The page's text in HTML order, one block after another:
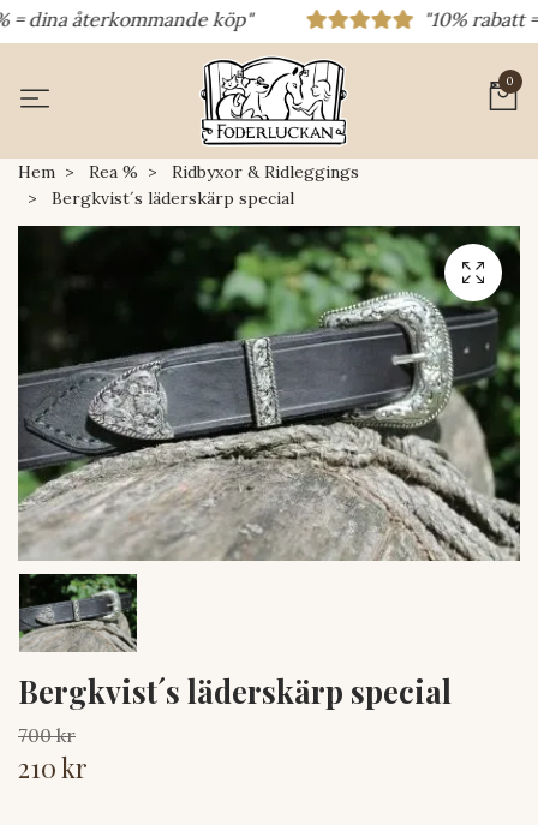
återkommande köp" "10% rabatt =
0
Hem Rea %
Ridbyxor & Ridleggings
Bergkvist´s läderskärp special
Bergkvist´s läderskärp special
700 kr
210 kr